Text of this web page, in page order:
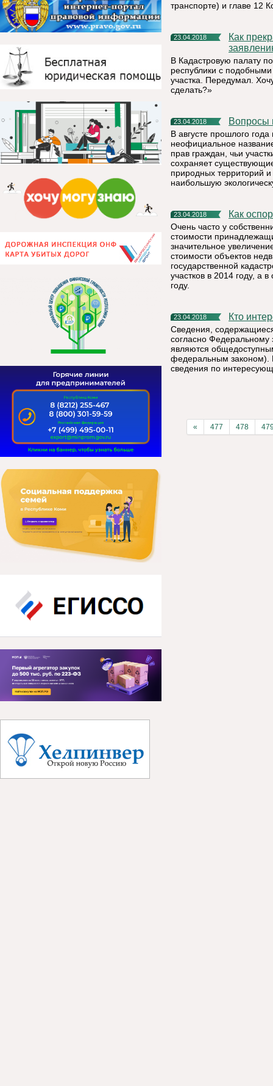
транспорте) и главе 12
23.04.2018
Как прекратить кадастровый учет, регистрацию прав по
В Кадастровую палату
республики с
участка. Передумал.
сделать?»
23.04.2018
В августе прошлого
неофициальное
прав граждан, чьи
сохраняет
природных территорий
наибольшую
23.04.2018 Как
Очень часто у
стоимости
значительное
стоимости объектов
государственной
участков в 2014 году, а
году.
23.04.2018 Кто
Сведения,
согласно Федеральному
являются
федеральным законом).
сведения по
« 477 478